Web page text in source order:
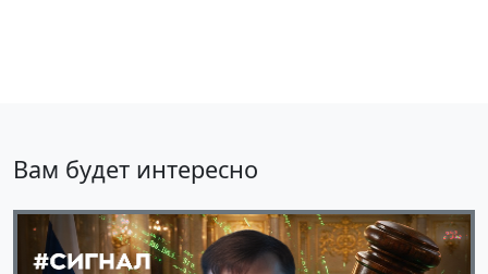
Вам будет интересно